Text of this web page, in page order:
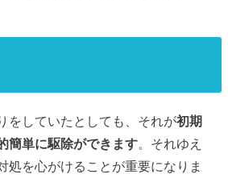
をしていたとしても、それが初期
簡単に駆除ができます。それゆえ
処を心がけることが重要になりま